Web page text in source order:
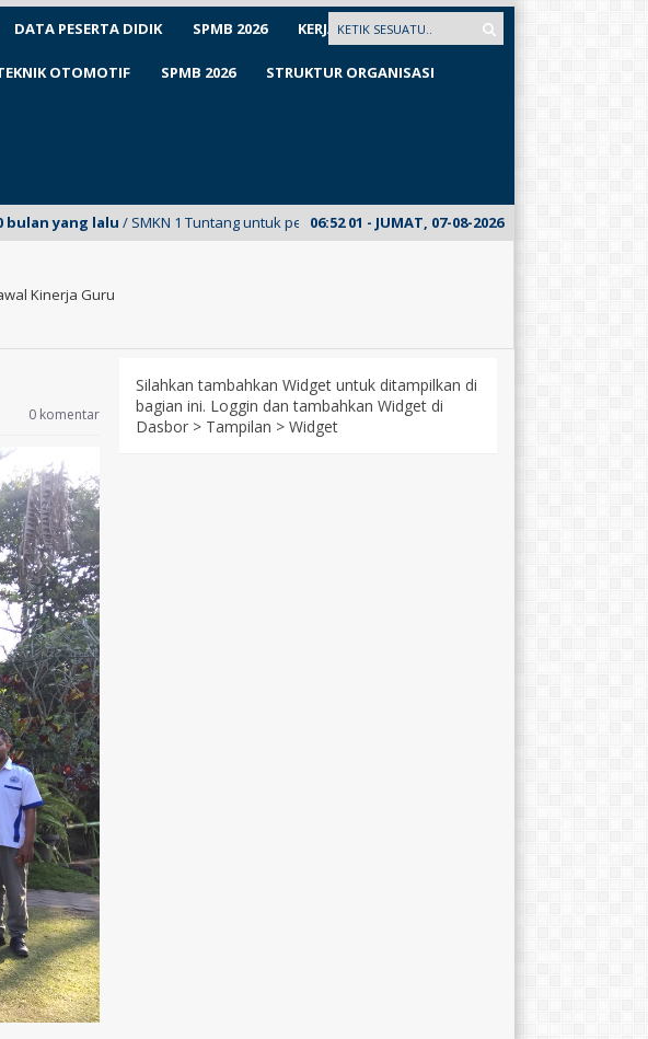
DATA PESERTA DIDIK SPMB 2026 KERJASAMA
OTOMOTIF SPMB 2026 STRUKTUR ORGANISASI
06:52 02 - JUMAT, 07-08-2026
lalu/ SMKN 1 Tuntang untuk pertama kalinya meluncurkan E-Mading dari kelas XII Busana.
Kinerja Guru
0 komentar
Silahkan tambahkan Widget untuk ditampilkan di
bagian ini. Loggin dan tambahkan Widget di
Dasbor > Tampilan > Widget